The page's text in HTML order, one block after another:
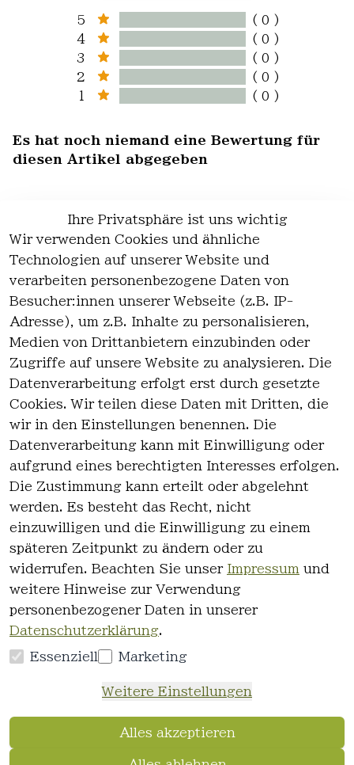
5
( 0 )
4
( 0 )
3
( 0 )
2
( 0 )
1
( 0 )
Es hat noch niemand eine Bewertung für
diesen Artikel abgegeben
EU-Verantwortliche Person - klicken Sie
für Details
Ihre Privatsphäre ist uns wichtig
Wir verwenden Cookies und ähnliche
Technologien auf unserer Website und
verarbeiten personenbezogene Daten von
Besucher:innen unserer Webseite (z.B. IP-
Adresse), um z.B. Inhalte zu personalisieren,
Medien von Drittanbietern einzubinden oder
Zugriffe auf unsere Website zu analysieren. Die
Datenverarbeitung erfolgt erst durch gesetzte
Cookies. Wir teilen diese Daten mit Dritten, die
wir in den Einstellungen benennen. Die
Datenverarbeitung kann mit Einwilligung oder
aufgrund eines berechtigten Interesses erfolgen.
Die Zustimmung kann erteilt oder abgelehnt
werden. Es besteht das Recht, nicht
einzuwilligen und die Einwilligung zu einem
späteren Zeitpunkt zu ändern oder zu
widerrufen. Beachten Sie unser Impressum und
weitere Hinweise zur Verwendung
personenbezogener Daten in unserer
Datenschutzerklärung.
Essenziell Marketing
Weitere Einstellungen
Alles akzeptieren
es
AGB
Datenschutz
Widerrufsre
cht
Kontakt
Kontakt
Registrieren
widerrufen